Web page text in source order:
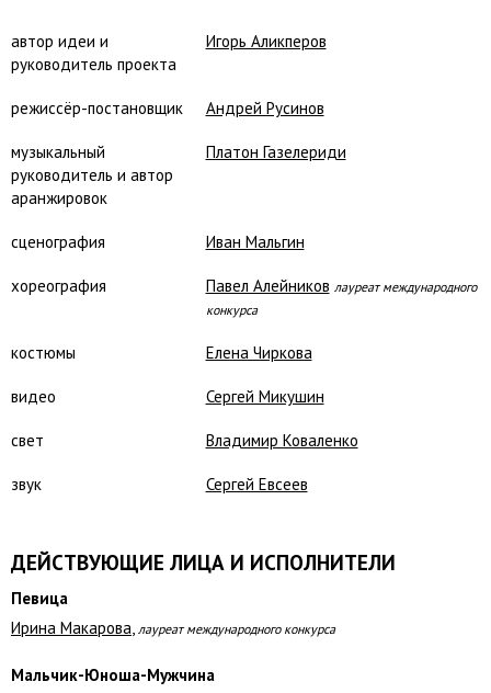
автор идеи и
руководитель проекта
Игорь Аликперов
режиссёр-постановщик Андрей Русинов
музыкальный
руководитель и автор
аранжировок
Платон Газелериди
сценография Иван Мальгин
хореография Павел Алейников лауреат международного
конкурса
костюмы Елена Чиркова
видео Сергей Микушин
свет Владимир Коваленко
звук Сергей Евсеев
ДЕЙСТВУЮЩИЕ ЛИЦА И ИСПОЛНИТЕЛИ
Певица
Ирина Макарова, лауреат международного конкурса
Мальчик-Юноша-Мужчина